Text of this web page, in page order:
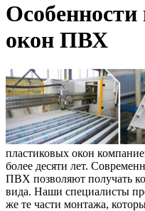
Особенности
окон ПВХ
пластиковых окон
более десяти лет.
ПВХ позволяют получать
вида. Наши специалисты
же те части монтажа,